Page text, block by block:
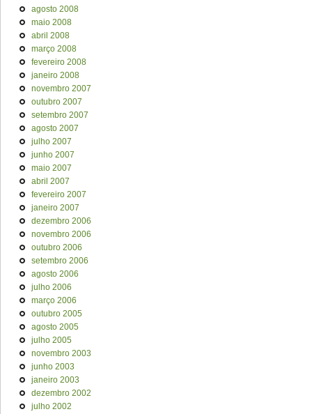
agosto 2008
maio 2008
abril 2008
março 2008
fevereiro 2008
janeiro 2008
novembro 2007
outubro 2007
setembro 2007
agosto 2007
julho 2007
junho 2007
maio 2007
abril 2007
fevereiro 2007
janeiro 2007
dezembro 2006
novembro 2006
outubro 2006
setembro 2006
agosto 2006
julho 2006
março 2006
outubro 2005
agosto 2005
julho 2005
novembro 2003
junho 2003
janeiro 2003
dezembro 2002
julho 2002